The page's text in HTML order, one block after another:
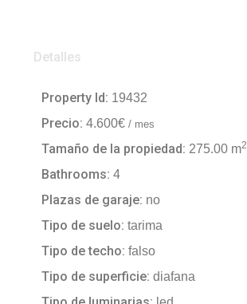
Detalles
Property Id: 19432
Precio: 4.600€ / mes
Tamaño de la propiedad: 275.00 m2
Bathrooms: 4
Plazas de garaje: no
Tipo de suelo: tarima
Tipo de techo: falso
Tipo de superficie: diafana